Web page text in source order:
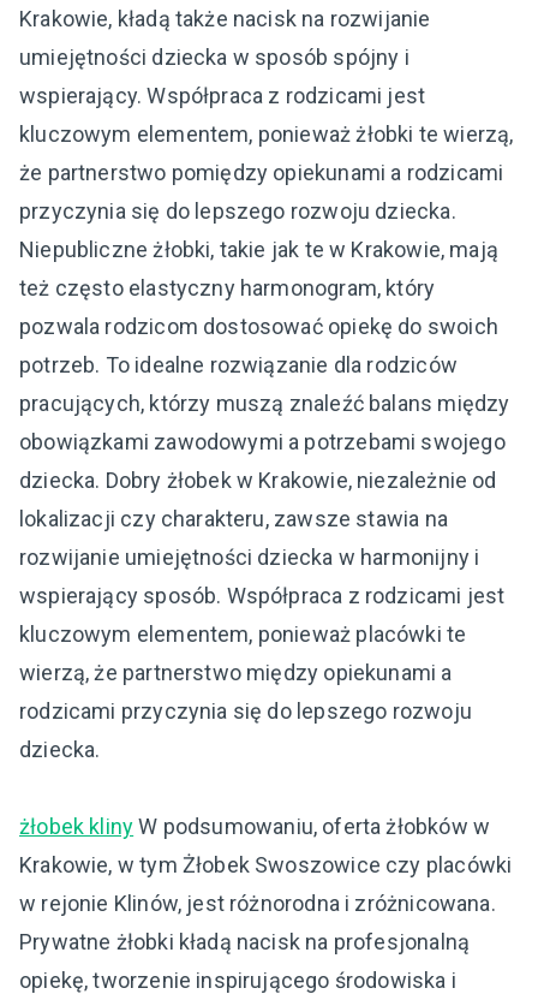
Krakowie, kładą także nacisk na rozwijanie
umiejętności dziecka w sposób spójny i
wspierający. Współpraca z rodzicami jest
kluczowym elementem, ponieważ żłobki te wierzą,
że partnerstwo pomiędzy opiekunami a rodzicami
przyczynia się do lepszego rozwoju dziecka.
Niepubliczne żłobki, takie jak te w Krakowie, mają
też często elastyczny harmonogram, który
pozwala rodzicom dostosować opiekę do swoich
potrzeb. To idealne rozwiązanie dla rodziców
pracujących, którzy muszą znaleźć balans między
obowiązkami zawodowymi a potrzebami swojego
dziecka. Dobry żłobek w Krakowie, niezależnie od
lokalizacji czy charakteru, zawsze stawia na
rozwijanie umiejętności dziecka w harmonijny i
wspierający sposób. Współpraca z rodzicami jest
kluczowym elementem, ponieważ placówki te
wierzą, że partnerstwo między opiekunami a
rodzicami przyczynia się do lepszego rozwoju
dziecka.
żłobek klinyW podsumowaniu, oferta żłobków w
Krakowie, w tym Żłobek Swoszowice czy placówki
w rejonie Klinów, jest różnorodna i zróżnicowana.
Prywatne żłobki kładą nacisk na profesjonalną
opiekę, tworzenie inspirującego środowiska i